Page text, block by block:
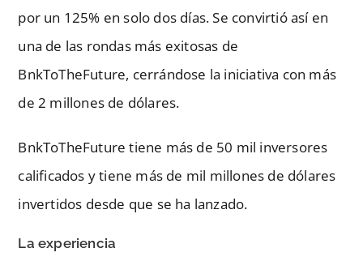
por un 125% en solo dos días. Se convirtió así en
una de las rondas más exitosas de
BnkToTheFuture, cerrándose la iniciativa con más
de 2 millones de dólares.
BnkToTheFuture tiene más de 50 mil inversores
calificados y tiene más de mil millones de dólares
invertidos desde que se ha lanzado.
La experiencia